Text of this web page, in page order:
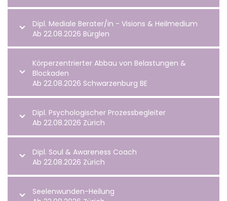
Dipl. Mediale Berater/in - Visions & Heilmedium
Ab 22.08.2026 Bürglen
Körperzentrierter Abbau von Belastungen &
Blockaden
Ab 22.08.2026 Schwarzenburg BE
Dipl. Psychologischer Prozessbegleiter
Ab 22.08.2026 Zürich
Dipl. Soul & Awareness Coach
Ab 22.08.2026 Zürich
Seelenwunden-Heilung